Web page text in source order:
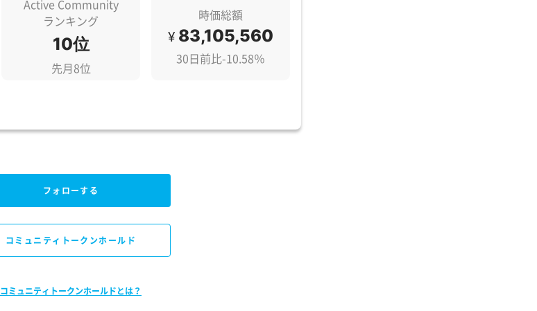
Active Community
ランキング
10位
先月8位
時価総額
¥ 83,105,560
30日前比-10.58％
フォローする
コミュニティトークンホールド
コミュニティトークンホールドとは？